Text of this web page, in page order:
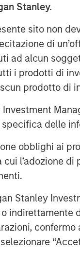
Stanley.
sito non
di
ad alcun
i prodotti di
prodotto di
delle
obblighi ai
l’adozione
Stanley
indirettamente
strong
and
professionals
differentiated
intends to
will seek to
of
Credit, said,
to the
and
downside risk.”